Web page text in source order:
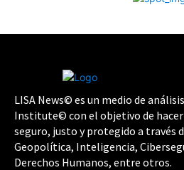
LISA News© es un medio de
Institute© con el objetivo de
seguro, justo y protegido a través
Geopolítica, Inteligencia,
Derechos Humanos, entre otros.